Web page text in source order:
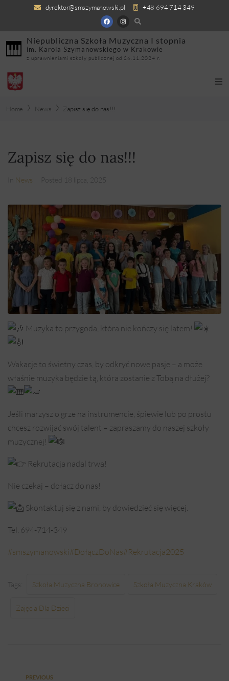
dyrektor@smszymanowski.pl +48 694 714 349
Niepubliczna Szkoła Muzyczna I stopnia
im. Karola Szymanowskiego w Krakowie
z uprawnieniami szkoły publicznej od 26.11.2024 r.
Home News Zapisz się do nas!!!
Zapisz się do nas!!!
In News Posted 18 lipca, 2025
Muzyka to przygoda, która nie kończy się latem!
Wakacje to świetny czas, by odkryć nowe pasje – a może
właśnie muzyka będzie tą, która zostanie z Tobą na dłużej?
Jeśli marzysz o grze na instrumencie, śpiewie lub po prostu
chcesz rozwijać swój talent – zapraszamy do naszej szkoły
muzycznej!
Rekrutacja nadal trwa!
Nie czekaj – dołącz do nas!
Skontaktuj się z nami, by dowiedzieć się więcej.
Tel. 694-714-349
#smszymanowski#DołączDoNas#Rekrutacja2025
Tags: Szkoła Muzyczna Bronowice Szkoła Muzyczna Kraków
Zajęcia Dla Dzieci
PREVIOUS